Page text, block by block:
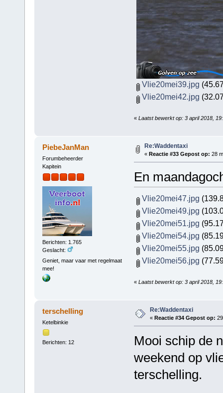
Vlie20mei39.jpg
Vlie20mei42.jpg
« Laatst bewerkt op: 3 april 2018,
PiebeJanMan
Forumbeheerder
Kapitein
Berichten: 1.765
Geslacht:
Geniet, maar vaar met regelmaat
mee!
Re:Waddentaxi
« Reactie #33 Gepost op: 28
En
Vlie20mei47.jpg
Vlie20mei49.jpg
Vlie20mei51.jpg
Vlie20mei54.jpg
Vlie20mei55.jpg
Vlie20mei56.jpg
« Laatst bewerkt op: 3 april 2018,
terschelling
Ketelbinkie
Berichten: 12
Re:Waddentaxi
« Reactie #34 Gepost op:
Mooi schip de
weekend op
terschelling.